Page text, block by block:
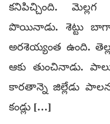
కనిపిచ్చింది. మెల్లగ
పొయినాడు. శెట్టు బాగా
అరశెయ్యంత ఉంది.
ఆకు తుంచినాడు.
కారతాన్నె జిల్లేడు
కండ్లు […]